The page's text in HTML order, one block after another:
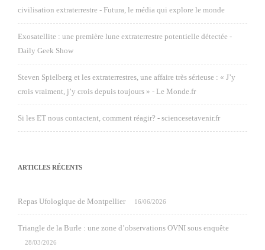
civilisation extraterrestre - Futura, le média qui explore le monde
Exosatellite : une première lune extraterrestre potentielle détectée -
Daily Geek Show
Steven Spielberg et les extraterrestres, une affaire très sérieuse : « J’y
crois vraiment, j’y crois depuis toujours » - Le Monde.fr
Si les ET nous contactent, comment réagir? - sciencesetavenir.fr
ARTICLES RÉCENTS
Repas Ufologique de Montpellier 16/06/2026
Triangle de la Burle : une zone d’observations OVNI sous enquête
28/03/2026